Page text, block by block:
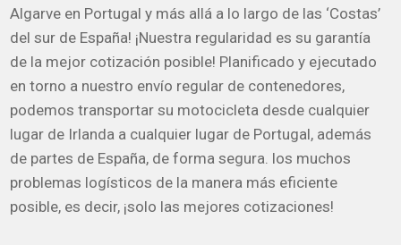
Algarve en Portugal y más allá a lo largo de las ‘Costas’
del sur de España! ¡Nuestra regularidad es su garantía
de la mejor cotización posible! Planificado y ejecutado
en torno a nuestro envío regular de contenedores,
podemos transportar su motocicleta desde cualquier
lugar de Irlanda a cualquier lugar de Portugal, además
de partes de España, de forma segura. los muchos
problemas logísticos de la manera más eficiente
posible, es decir, ¡solo las mejores cotizaciones!